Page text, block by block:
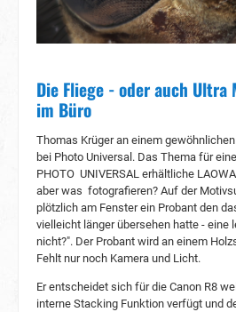
Die Fliege - oder auch
im Büro
Thomas Krüger an einem
bei Photo Universal. Das Thema für
PHOTO UNIVERSAL erhältliche
aber was fotografieren? Auf der
plötzlich am Fenster ein Probant den
vielleicht länger übersehen hatte - eine
nicht?". Der Probant wird an einem
Fehlt nur noch Kamera und Licht.
Er entscheidet sich für die Canon R8
interne Stacking Funktion verfügt und